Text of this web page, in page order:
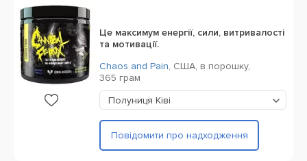
Це максимум енергії, сили, витривалості
та мотивації.
Chaos and Pain, США, в порошку,
365 грам
Полуниця Ківі
Повідомити про надходження